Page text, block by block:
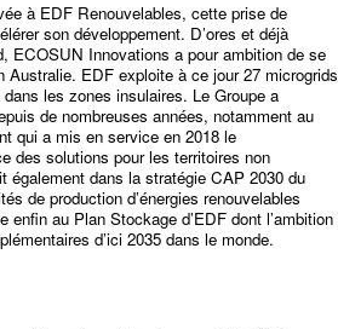
à EDF Renouvelables, cette prise de
son développement. D’ores et déjà
ECOSUN Innovations a pour ambition de se
EDF exploite à ce jour 27 microgrids
les zones insulaires. Le Groupe a
de nombreuses années, notamment au
qui a mis en service en 2018 le
des solutions pour les territoires non
également dans la stratégie CAP 2030 du
de production d’énergies renouvelables
au Plan Stockage d’EDF dont l’ambition
d’ici 2035 dans le monde.